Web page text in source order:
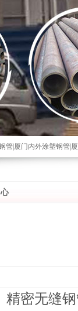
管|厦门内外涂塑钢管|
密无缝钢